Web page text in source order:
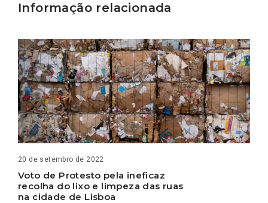
Informação relacionada
20 de setembro de 2022
Voto de Protesto pela ineficaz
recolha do lixo e limpeza das ruas
na cidade de Lisboa